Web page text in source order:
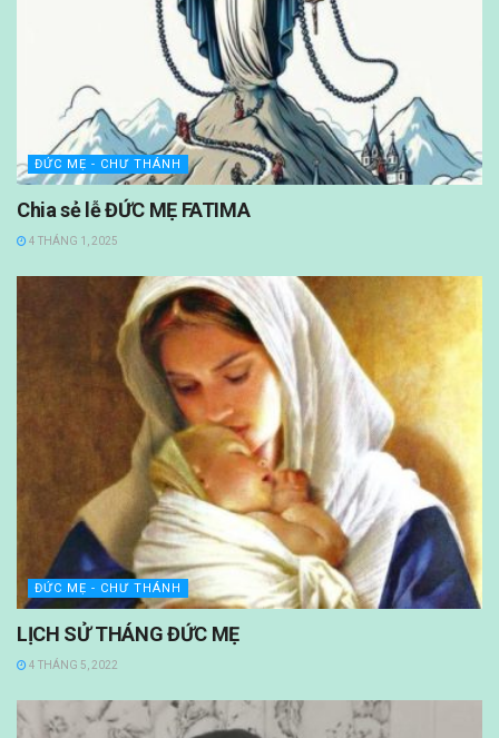
ĐỨC MẸ - CHƯ THÁNH
Chia sẻ lễ ĐỨC MẸ FATIMA
4 THÁNG 1, 2025
ĐỨC MẸ - CHƯ THÁNH
LỊCH SỬ THÁNG ĐỨC MẸ
4 THÁNG 5, 2022